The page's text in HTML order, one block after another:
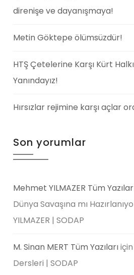
direnişe ve dayanışmaya!
Metin Göktepe ölümsüzdür!
HTŞ Çetelerine Karşı Kürt
Yanındayız!
Hırsızlar rejimine karşı açlar
Son yorumlar
Mehmet YILMAZER Tüm
Dünya Savaşına mı
YILMAZER | SODAP
M. Sinan MERT Tüm Yazılarıiçin
Dersleri | SODAP